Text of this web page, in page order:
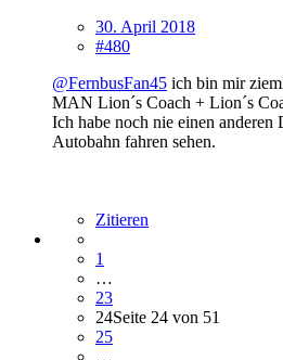
30. April 2018
#480
@FernbusFan45 ich bin mir
MAN Lion´s Coach + Lion´s
Ich habe noch nie einen anderen
Autobahn fahren sehen.
Zitieren
1
…
23
24Seite 24 von 51
25
…